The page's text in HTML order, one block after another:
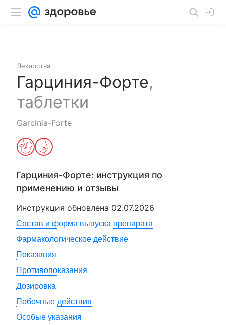
Лекарства
Гарциния-Форте,
таблетки
Garcinia-Forte
Гарциния-Форте: инструкция по
применению и отзывы
Инструкция обновлена 02.07.2026
Состав и форма выпуска препарата
Фармакологическое действие
Показания
Противопоказания
Дозировка
Побочные действия
Особые указания